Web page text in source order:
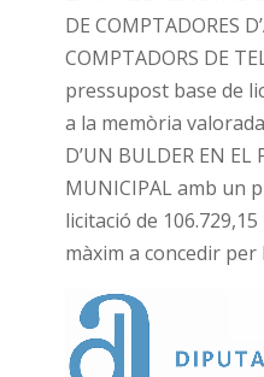
DE COMPTADORES
COMPTADORS DE
pressupost base de
a la memòria
D’UN BULDER EN EL
MUNICIPAL amb un
licitació de 106.729,15
màxim a concedir per